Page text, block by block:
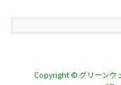
Copyright © グリーンウ